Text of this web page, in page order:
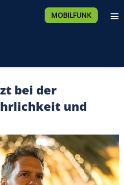
MOBILFUNK
bei der
und